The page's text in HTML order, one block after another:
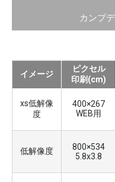
カンプ
イメージ
ピクセル
印刷(cm)
xs低解像
度
400×267
WEB用
低解像度
800×534
5.8x3.8